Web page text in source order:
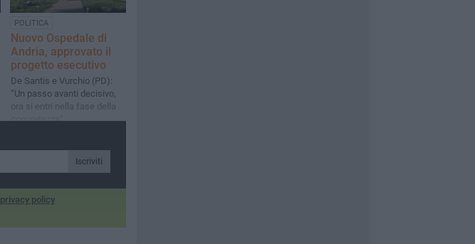
POLITICA
Nuovo Ospedale di
Andria, approvato il
progetto esecutivo
De Santis e Vurchio (PD):
“Un passo avanti decisivo,
ora si entri nella fase della
concretezza”
Iscriviti
privacy policy